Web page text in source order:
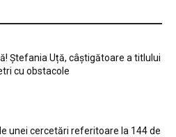
Ștefania Uță, câștigătoare a titlului
cu obstacole
unei cercetări referitoare la 144 de